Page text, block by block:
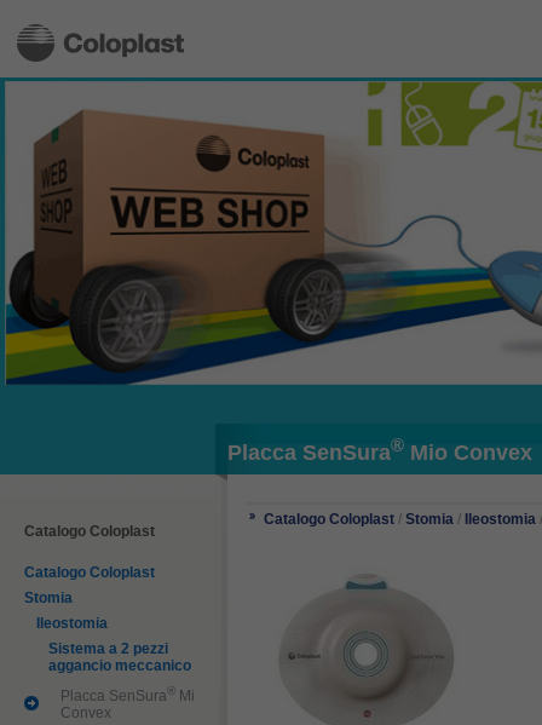
Placca SenSura® Mio Convex
Catalogo Coloplast
Catalogo Coloplast
Stomia
Ileostomia
Sistema a 2 pezzi
aggancio meccanico
Placca SenSura ®
Mio
Convex
Catalogo Coloplast / Stomia / Ileostomia